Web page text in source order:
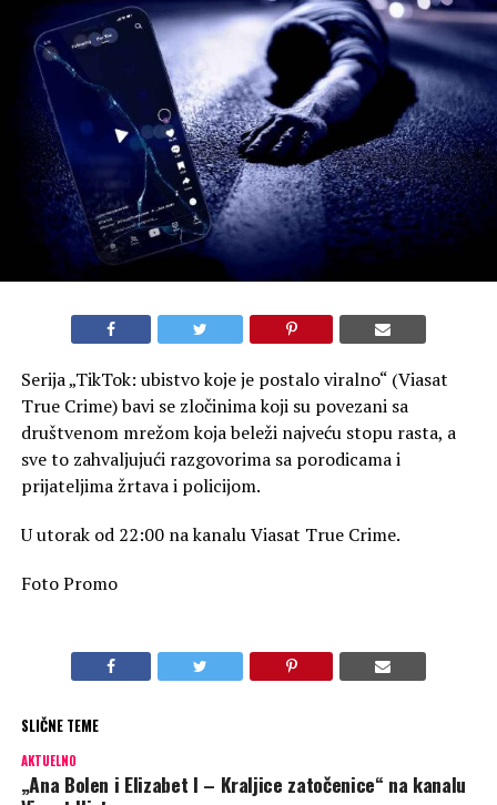
Serija „TikTok: ubistvo koje je postalo viralno“ (Viasat
True Crime) bavi se zločinima koji su povezani sa
društvenom mrežom koja beleži najveću stopu rasta, a
sve to zahvaljujući razgovorima sa porodicama i
prijateljima žrtava i policijom.
U utorak od 22:00 na kanalu Viasat True Crime.
Foto Promo
SLIČNE TEME
AKTUELNO
„Ana Bolen i Elizabet I – Kraljice zatočenice“ na kanalu